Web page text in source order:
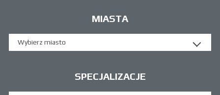
MIASTA
Wybierz miasto
SPECJALIZACJE